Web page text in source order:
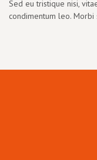
Sed eu tristique nisi,
condimentum leo. Morbi